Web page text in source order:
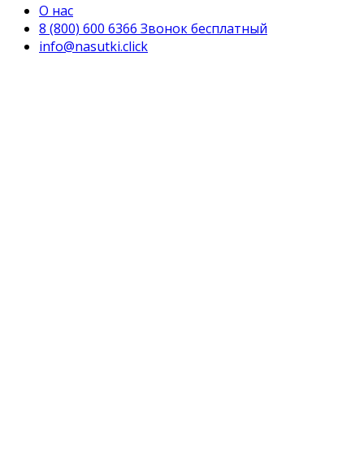
О нас
8 (800) 600 6366 Звонок бесплатный
info@nasutki.click